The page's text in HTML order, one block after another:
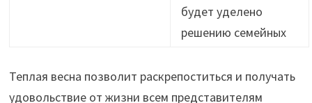
будет уделено
решению семейных
Теплая весна позволит раскрепоститься и получать
удовольствие от жизни всем представителям